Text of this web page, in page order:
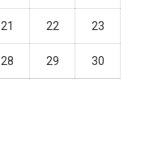
21 22 23
28 29 30